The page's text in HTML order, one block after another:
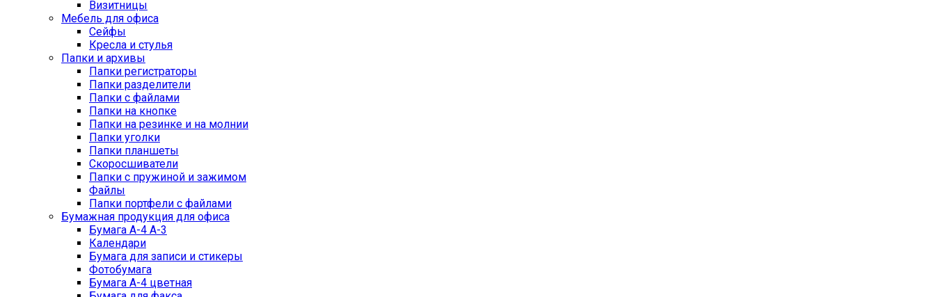
Визитницы
Мебель для офиса
Сейфы
Кресла и стулья
Папки и архивы
Папки регистраторы
Папки разделители
Папки с файлами
Папки на кнопке
Папки на резинке и на молнии
Папки уголки
Папки планшеты
Скоросшиватели
Папки с пружиной и зажимом
Файлы
Папки портфели с файлами
Бумажная продукция для офиса
Бумага А-4 А-3
Календари
Бумага для записи и стикеры
Фотобумага
Бумага А-4 цветная